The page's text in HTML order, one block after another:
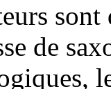
sont
de